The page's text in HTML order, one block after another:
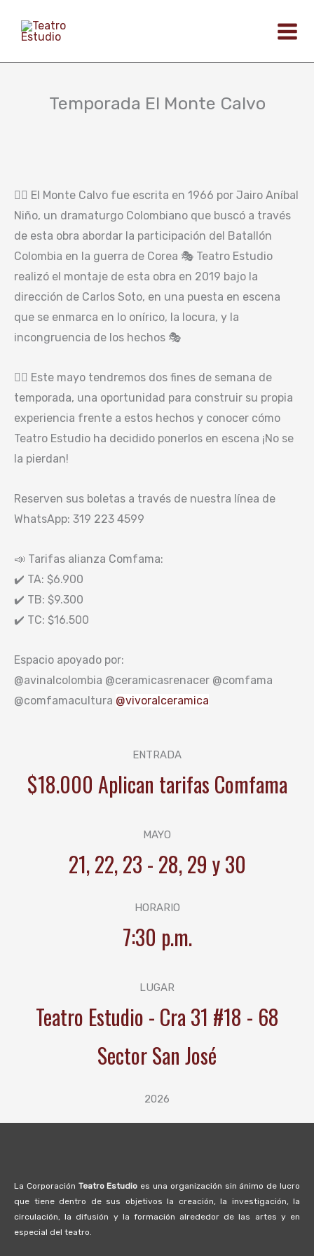
Temporada El Monte Calvo
✍🏽 El Monte Calvo fue escrita en 1966 por Jairo Aníbal
Niño, un dramaturgo Colombiano que buscó a través
de esta obra abordar la participación del Batallón
Colombia en la guerra de Corea 🎭 Teatro Estudio
realizó el montaje de esta obra en 2019 bajo la
dirección de Carlos Soto, en una puesta en escena
que se enmarca en lo onírico, la locura, y la
incongruencia de los hechos 🎭
👉🏼 Este mayo tendremos dos fines de semana de
temporada, una oportunidad para construir su propia
experiencia frente a estos hechos y conocer cómo
Teatro Estudio ha decidido ponerlos en escena ¡No se
la pierdan!
Reserven sus boletas a través de nuestra línea de
WhatsApp: 319 223 4599
📣 Tarifas alianza Comfama:
✔️ TA: $6.900
✔️ TB: $9.300
✔️ TC: $16.500
Espacio apoyado por:
@avinalcolombia @ceramicasrenacer @comfama
@comfamacultura @vivoralceramica
ENTRADA
$18.000 Aplican tarifas Comfama
MAYO
21, 22, 23 - 28, 29 y 30
HORARIO
7:30 p.m.
LUGAR
Teatro Estudio - Cra 31 #18 - 68
Sector San José
2026
La Corporación Teatro Estudio es una organización sin ánimo de lucro
que tiene dentro de sus objetivos la creación, la investigación, la
circulación, la difusión y la formación alrededor de las artes y en
especial del teatro.